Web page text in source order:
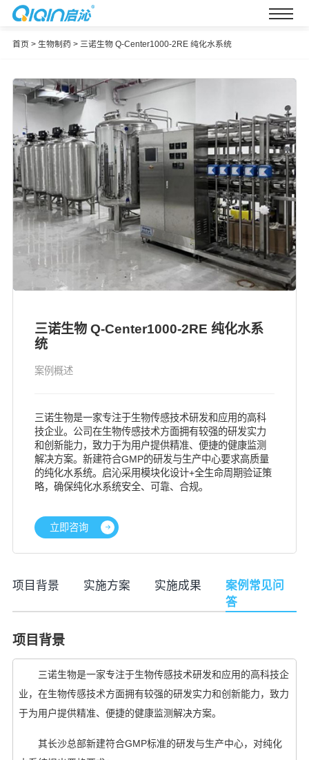
首页 > 生物制药> 三诺生物 Q-Center1000-2RE 纯化水系统
三诺生物 Q-Center1000-2RE 纯化水系
统
案例概述
三诺生物是一家专注于生物传感技术研发和应用的高科
技企业。公司在生物传感技术方面拥有较强的研发实力
和创新能力，致力于为用户提供精准、便捷的健康监测
解决方案。新建符合GMP的研发与生产中心要求高质量
的纯化水系统。启沁采用模块化设计+全生命周期验证策
略，确保纯化水系统安全、可靠、合规。
立即咨询
项目背景 实施方案 实施成果
案例常见问
答
项目背景
三诺生物是一家专注于生物传感技术研发和应用的高科技企
业，在生物传感技术方面拥有较强的研发实力和创新能力，致力
于为用户提供精准、便捷的健康监测解决方案。
其长沙总部新建符合GMP标准的研发与生产中心，对纯化